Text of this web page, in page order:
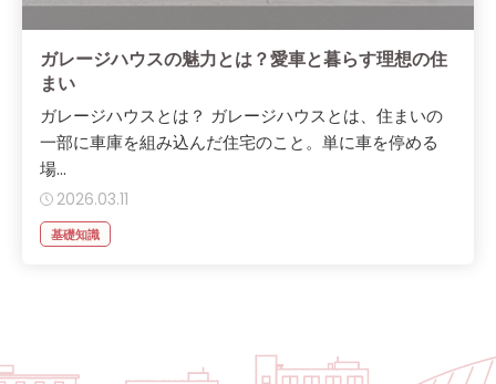
ガレージハウスの魅力とは？愛車と暮らす理想の住
まい
ガレージハウスとは？ ガレージハウスとは、住まいの
一部に車庫を組み込んだ住宅のこと。単に車を停める
場...
2026.03.11
基礎知識